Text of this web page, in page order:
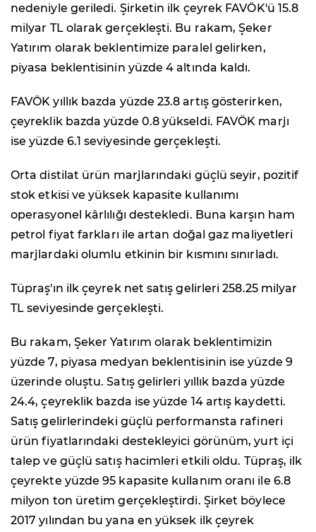
nedeniyle geriledi. Şirketin ilk çeyrek FAVÖK'ü 15.8
milyar TL olarak gerçekleşti. Bu rakam, Şeker
Yatırım olarak beklentimize paralel gelirken,
piyasa beklentisinin yüzde 4 altında kaldı.
FAVÖK yıllık bazda yüzde 23.8 artış gösterirken,
çeyreklik bazda yüzde 0.8 yükseldi. FAVÖK marjı
ise yüzde 6.1 seviyesinde gerçekleşti.
Orta distilat ürün marjlarındaki güçlü seyir, pozitif
stok etkisi ve yüksek kapasite kullanımı
operasyonel kârlılığı destekledi. Buna karşın ham
petrol fiyat farkları ile artan doğal gaz maliyetleri
marjlardaki olumlu etkinin bir kısmını sınırladı.
Tüpraş'ın ilk çeyrek net satış gelirleri 258.25 milyar
TL seviyesinde gerçekleşti.
Bu rakam, Şeker Yatırım olarak beklentimizin
yüzde 7, piyasa medyan beklentisinin ise yüzde 9
üzerinde oluştu. Satış gelirleri yıllık bazda yüzde
24.4, çeyreklik bazda ise yüzde 14 artış kaydetti.
Satış gelirlerindeki güçlü performansta rafineri
ürün fiyatlarındaki destekleyici görünüm, yurt içi
talep ve güçlü satış hacimleri etkili oldu. Tüpraş, ilk
çeyrekte yüzde 95 kapasite kullanım oranı ile 6.8
milyon ton üretim gerçekleştirdi. Şirket böylece
2017 yılından bu yana en yüksek ilk çeyrek